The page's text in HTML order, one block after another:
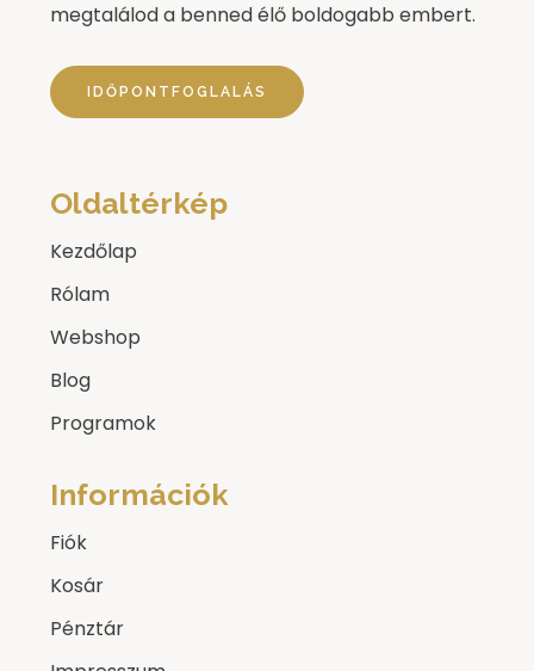
megtalálod a benned élő boldogabb embert.
IDŐPONTFOGLALÁS
Oldaltérkép
Kezdőlap
Rólam
Webshop
Blog
Programok
Információk
Fiók
Kosár
Pénztár